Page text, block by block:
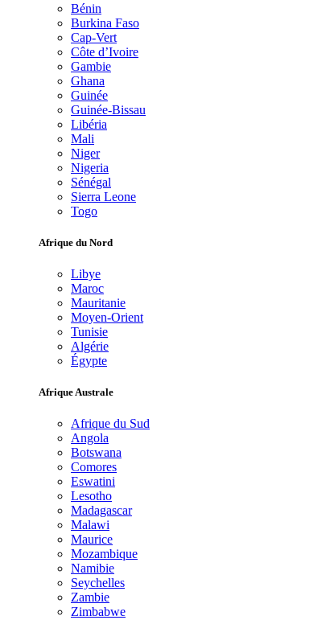
Bénin
Burkina Faso
Cap-Vert
Côte d’Ivoire
Gambie
Ghana
Guinée
Guinée-Bissau
Libéria
Mali
Niger
Nigeria
Sénégal
Sierra Leone
Togo
Afrique du Nord
Libye
Maroc
Mauritanie
Moyen-Orient
Tunisie
Algérie
Égypte
Afrique Australe
Afrique du Sud
Angola
Botswana
Comores
Eswatini
Lesotho
Madagascar
Malawi
Maurice
Mozambique
Namibie
Seychelles
Zambie
Zimbabwe